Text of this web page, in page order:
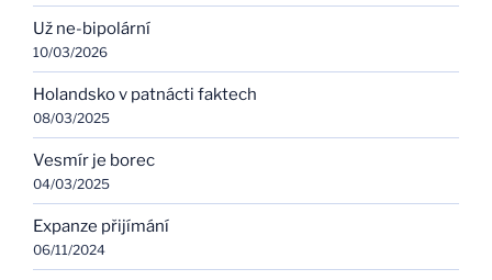
Už ne-bipolární
10/03/2026
Holandsko v patnácti faktech
08/03/2025
Vesmír je borec
04/03/2025
Expanze přijímání
06/11/2024